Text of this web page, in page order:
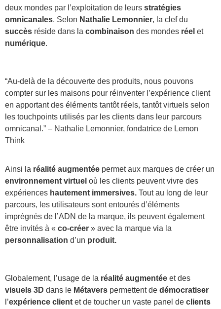
deux mondes par l’exploitation de leurs stratégies
omnicanales. Selon Nathalie Lemonnier, la clef du
succès réside dans la combinaison des mondes réel et
numérique.
“Au-delà de la découverte des produits, nous pouvons
compter sur les maisons pour réinventer l’expérience client
en apportant des éléments tantôt réels, tantôt virtuels selon
les touchpoints utilisés par les clients dans leur parcours
omnicanal.” – Nathalie Lemonnier, fondatrice de Lemon
Think
Ainsi la réalité augmentée permet aux marques de créer un
environnement virtuel où les clients peuvent vivre des
expériences hautement immersives. Tout au long de leur
parcours, les utilisateurs sont entourés d’éléments
imprégnés de l’ADN de la marque, ils peuvent également
être invités à « co-créer » avec la marque via la
personnalisation d’un produit.
Globalement, l’usage de la réalité augmentée et des
visuels 3D dans le Métavers permettent de démocratiser
l’expérience client et de toucher un vaste panel de clients